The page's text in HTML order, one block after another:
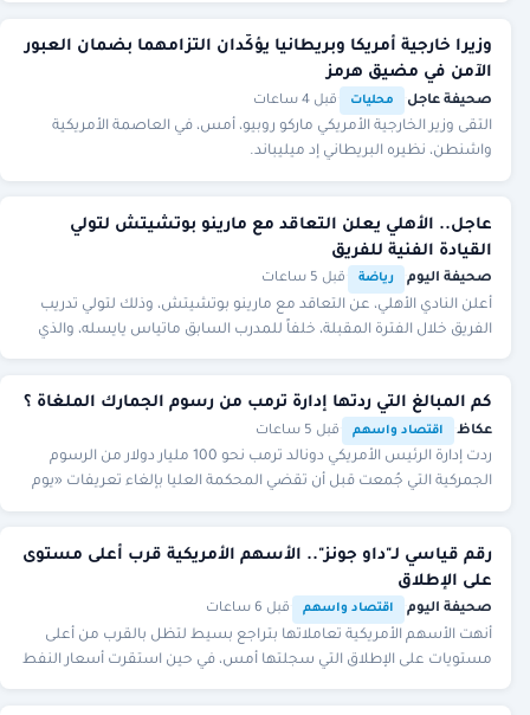
وزيرا خارجية أمريكا وبريطانيا يؤكّدان التزامهما بضمان العبور
الآمن في مضيق هرمز
صحيفة عاجل محليات قبل 4 ساعات
التقى وزير الخارجية الأمريكي ماركو روبيو، أمس، في العاصمة الأمريكية
واشنطن، نظيره البريطاني إد ميليباند.
عاجل.. الأهلي يعلن التعاقد مع مارينو بوتشيتش لتولي
القيادة الفنية للفريق
صحيفة اليوم رياضة قبل 5 ساعات
أعلن النادي الأهلي، عن التعاقد مع مارينو بوتشيتش، وذلك لتولي تدريب
الفريق خلال الفترة المقبلة، خلفاً للمدرب السابق ماتياس يايسله، والذي
كم المبالغ التي ردتها إدارة ترمب من رسوم الجمارك الملغاة ؟
عكاظ اقتصاد واسهم قبل 5 ساعات
ردت إدارة الرئيس الأمريكي دونالد ترمب نحو 100 مليار دولار من الرسوم
الجمركية التي جُمعت قبل أن تقضي المحكمة العليا بإلغاء تعريفات «يوم
رقم قياسي لـ"داو جونز".. الأسهم الأمريكية قرب أعلى مستوى
على الإطلاق
صحيفة اليوم اقتصاد واسهم قبل 6 ساعات
أنهت الأسهم الأمريكية تعاملاتها بتراجع بسيط لتظل بالقرب من أعلى
مستويات على الإطلاق التي سجلتها أمس، في حين استقرت أسعار النفط